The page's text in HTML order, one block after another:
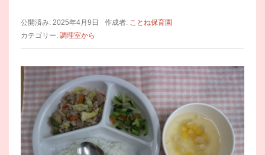
公開済み: 2025年4月9日 作成者: ことね保育園
カテゴリー: 調理室から